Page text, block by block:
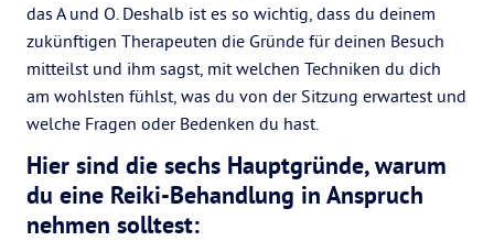
das A und O. Deshalb ist es so wichtig, dass du deinem
zukünftigen Therapeuten die Gründe für deinen Besuch
mitteilst und ihm sagst, mit welchen Techniken du dich
am wohlsten fühlst, was du von der Sitzung erwartest und
welche Fragen oder Bedenken du hast.
Hier sind die sechs Hauptgründe, warum
du eine Reiki-Behandlung in Anspruch
nehmen solltest: